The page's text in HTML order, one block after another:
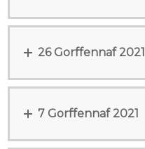
26 Gorffennaf 2021
7 Gorffennaf 2021